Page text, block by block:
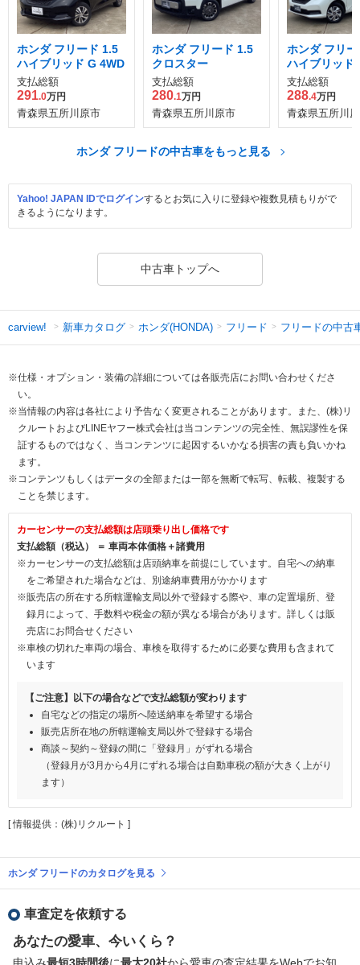
ホンダ フリード 1.5
ハイブリッド G 4WD
支払総額
291.0万円
青森県五所川原市
ホンダ フリード 1.5
クロスター
支払総額
280.1万円
青森県五所川原市
ホンダ フリ
ハイブリッド
支払総額
288.4万円
青森県五所川
ホンダ フリードの中古車をもっと見る
Yahoo! JAPAN IDでログインするとお気に入りに登録や複数見積もりがで
きるようになります。
中古車トップへ
carview! 新車カタログ ホンダ(HONDA) フリード フリードの中古
※仕様・オプション・装備の詳細については各販売店にお問い合わせくださ
い。
※当情報の内容は各社により予告なく変更されることがあります。また、(株)リ
クルートおよびLINEヤフー株式会社は当コンテンツの完全性、無誤謬性を保
証するものではなく、当コンテンツに起因するいかなる損害の責も負いかね
ます。
※コンテンツもしくはデータの全部または一部を無断で転写、転載、複製する
ことを禁じます。
カーセンサーの支払総額は店頭乗り出し価格です
支払総額（税込） ＝ 車両本体価格＋諸費用
※カーセンサーの支払総額は店頭納車を前提にしています。自宅への納車
をご希望された場合などは、別途納車費用がかかります
※販売店の所在する所轄運輸支局以外で登録する際や、車の定置場所、登
録月によって、手数料や税金の額が異なる場合があります。詳しくは販
売店にお問合せください
※車検の切れた車両の場合、車検を取得するために必要な費用も含まれて
います
【ご注意】以下の場合などで支払総額が変わります
自宅などの指定の場所へ陸送納車を希望する場合
販売店所在地の所轄運輸支局以外で登録する場合
商談～契約～登録の間に「登録月」がずれる場合
（登録月が3月から4月にずれる場合は自動車税の額が大きく上がり
ます）
[ 情報提供：(株)リクルート ]
ホンダ フリードのカタログを見る
車査定を依頼する
あなたの愛車、今いくら？
申込み最短3時間後に最大20社から愛車の査定結果をWebでお知